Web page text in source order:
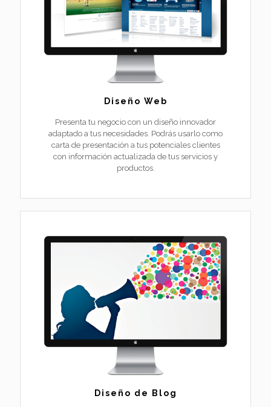
Diseño Web
Presenta tu negocio con un diseño innovador
adaptado a tus necesidades. Podrás usarlo como
carta de presentación a tus potenciales clientes
con información actualizada de tus servicios y
productos.
Diseño de Blog